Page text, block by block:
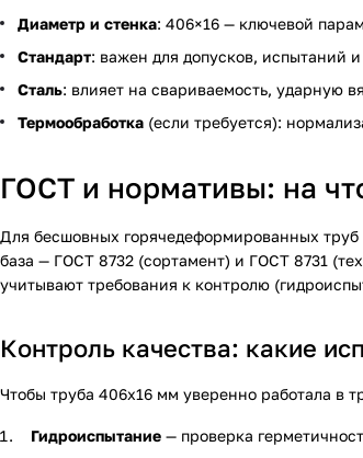
Диаметр и стенка: 406×16 — ключевой
Стандарт: важен для допусков, испытаний
Сталь: влияет на свариваемость, ударную
Термообработка (если требуется):
ГОСТ и нормативы: на
Для бесшовных горячедеформированных
база — ГОСТ 8732 (сортамент) и ГОСТ 8731
учитывают требования к контролю
Контроль качества: какие
Чтобы труба 406х16 мм уверенно работала в
Гидроиспытание — проверка